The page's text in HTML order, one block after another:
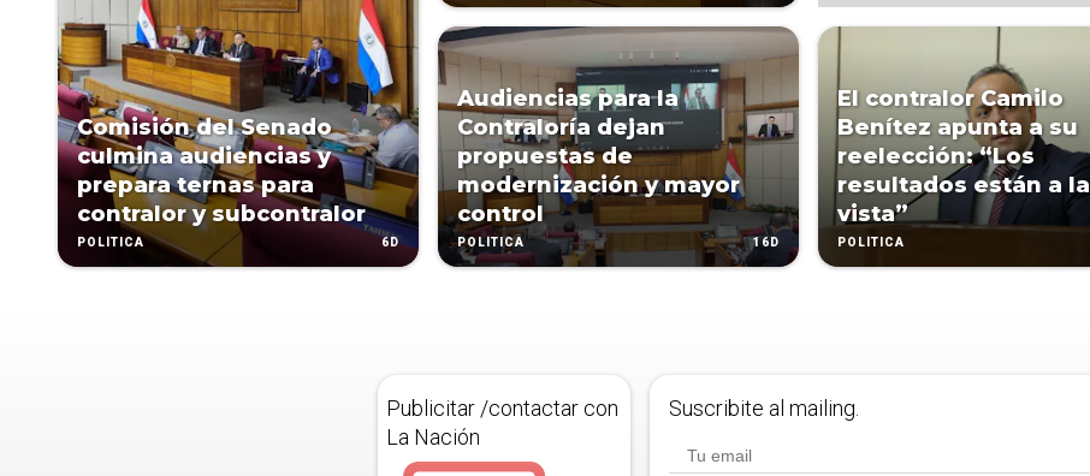
Comisión del Senado
culmina audiencias y
prepara ternas para
contralor y subcontralor
POLÍTICA 6D
Audiencias para la
Contraloría dejan
propuestas de
modernización y mayor
control
POLÍTICA 16D
El contralor Camilo
Benítez apunta a su
reelección: “Los
resultados están a la
vista”
POLÍTICA
Publicitar /contactar con
La Nación
Suscribite al mailing.